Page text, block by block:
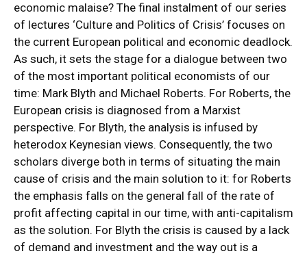
economic malaise? The final instalment of our series
of lectures ‘Culture and Politics of Crisis’ focuses on
the current European political and economic deadlock.
As such, it sets the stage for a dialogue between two
of the most important political economists of our
time: Mark Blyth and Michael Roberts. For Roberts, the
European crisis is diagnosed from a Marxist
perspective. For Blyth, the analysis is infused by
heterodox Keynesian views. Consequently, the two
scholars diverge both in terms of situating the main
cause of crisis and the main solution to it: for Roberts
the emphasis falls on the general fall of the rate of
profit affecting capital in our time, with anti-capitalism
as the solution. For Blyth the crisis is caused by a lack
of demand and investment and the way out is a